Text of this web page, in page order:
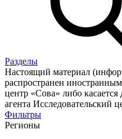
Разделы
Настоящий материал
распространен
центр «Сова» либо касается
агента Исследовательский
Фильтры
Регионы